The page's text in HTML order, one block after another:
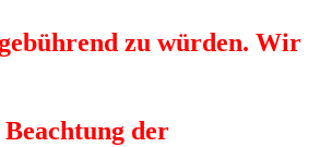
zu würden. Wir
der